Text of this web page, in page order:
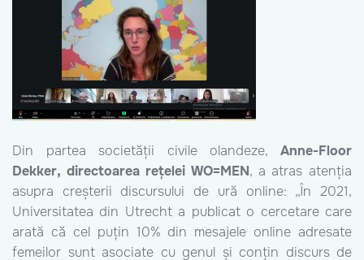
Din partea societății civile olandeze, Anne-Floor
Dekker, directoarea rețelei WO=MEN, a atras atenția
asupra creșterii discursului de ură online: „În 2021,
Universitatea din Utrecht a publicat o cercetare care
arată că cel puțin 10% din mesajele online adresate
femeilor sunt asociate cu genul și conțin discurs de